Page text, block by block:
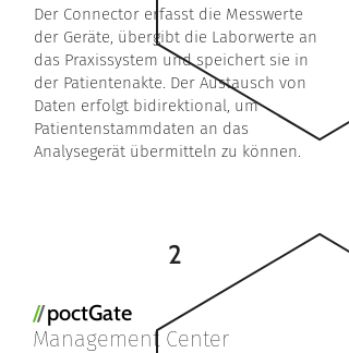
Der Connector erfasst die Messwerte
der Geräte, übergibt die Laborwerte an
das Praxissys­tem und speichert sie in
der Patientenakte. Der Austausch von
Daten erfolgt bidirektional, um
Patientenstammdaten an das
Analysegerät über­mitteln zu können.
2
//poctGate
Management Center